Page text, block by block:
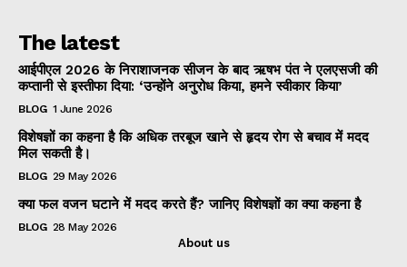
The latest
आईपीएल 2026 के निराशाजनक सीजन के बाद ऋषभ पंत ने एलएसजी की
कप्तानी से इस्तीफा दिया: ‘उन्होंने अनुरोध किया, हमने स्वीकार किया’
BLOG 1 June 2026
विशेषज्ञों का कहना है कि अधिक तरबूज खाने से हृदय रोग से बचाव में मदद
मिल सकती है।
BLOG 29 May 2026
क्या फल वजन घटाने में मदद करते हैं? जानिए विशेषज्ञों का क्या कहना है
BLOG 28 May 2026
About us